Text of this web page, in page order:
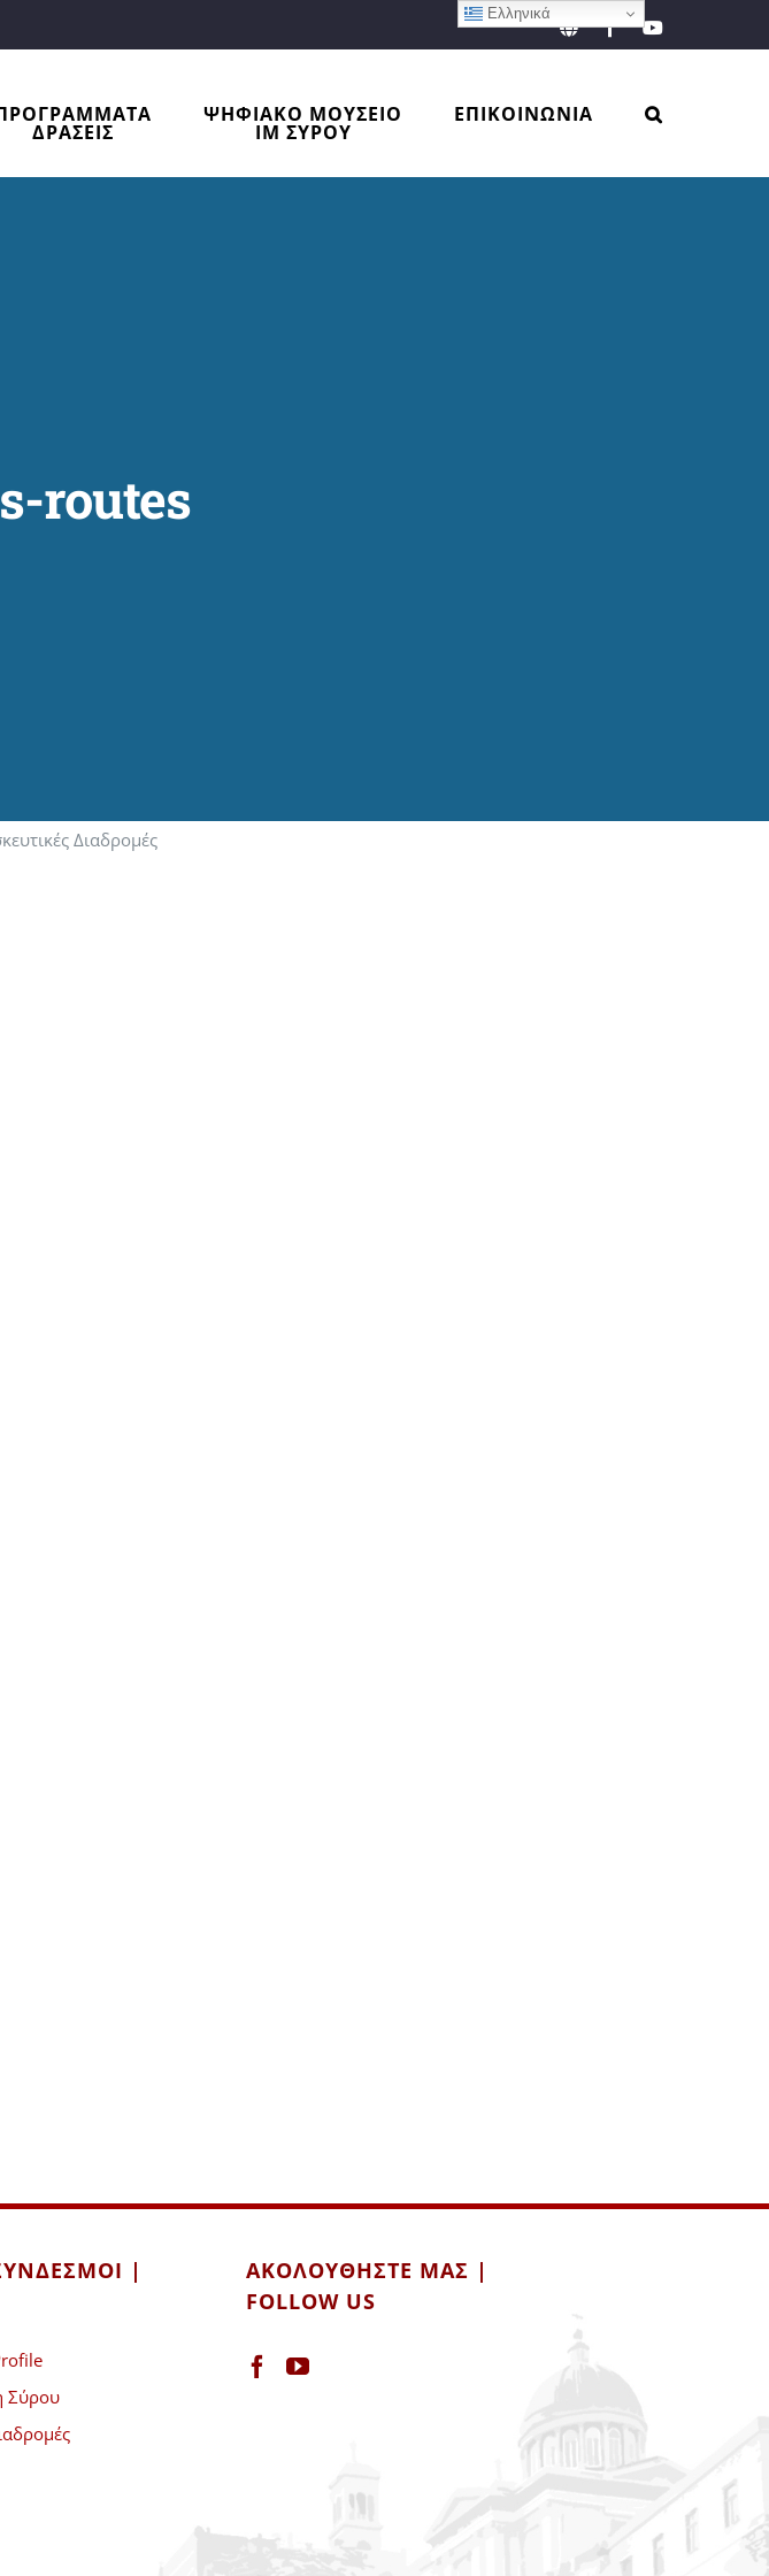
EN FacebookYouTube
ΔΡΑΣΕΙΣ
ΨΗΦΙΑΚΟ ΜΟΥΣΕΙΟ
ΙΜ ΣΥΡΟΥ
ΕΠΙΚΟΙΝΩΝΙΑ
routes
Διαδρομές
|
Σύρου
ΑΚΟΛΟΥΘΉΣΤΕ ΜΑΣ |
FOLLOW US
Ελληνικά